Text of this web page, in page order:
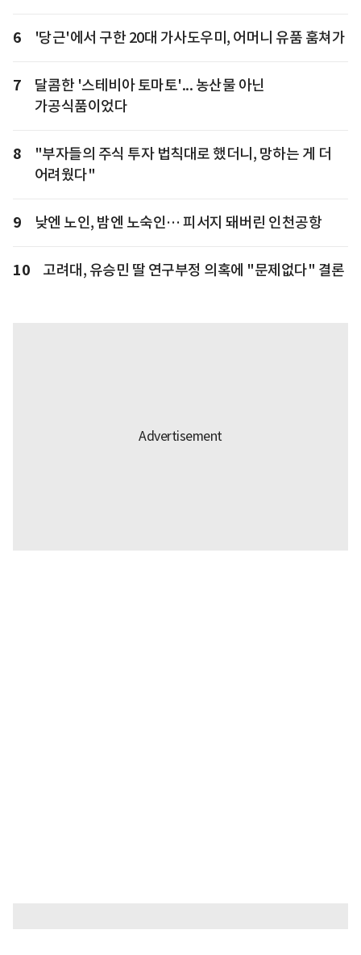
6 '당근'에서 구한 20대 가사도우미, 어머니 유품 훔쳐가
7
달콤한 '스테비아 토마토'... 농산물 아닌
가공식품이었다
8
"부자들의 주식 투자 법칙대로 했더니, 망하는 게 더
어려웠다"
9 낮엔 노인, 밤엔 노숙인… 피서지 돼버린 인천공항
10 고려대, 유승민 딸 연구부정 의혹에 "문제없다" 결론